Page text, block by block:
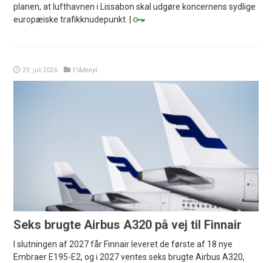
planen, at lufthavnen i Lissabon skal udgøre koncernens sydlige
europæiske trafikknudepunkt. |
29. juli 2026 Flådenyt
Seks brugte Airbus A320 på vej til Finnair
I slutningen af 2027 får Finnair leveret de første af 18 nye
Embraer E195-E2, og i 2027 ventes seks brugte Airbus A320,